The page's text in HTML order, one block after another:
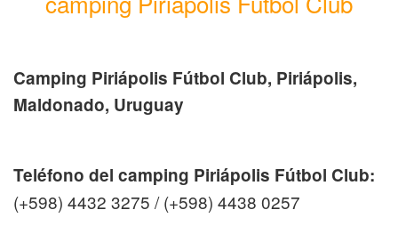
Camping Piriápolis Fútbol Club, Piriápolis,
Maldonado, Uruguay
Teléfono del camping Piriápolis Fútbol Club:
(+598) 4432 3275 / (+598) 4438 0257